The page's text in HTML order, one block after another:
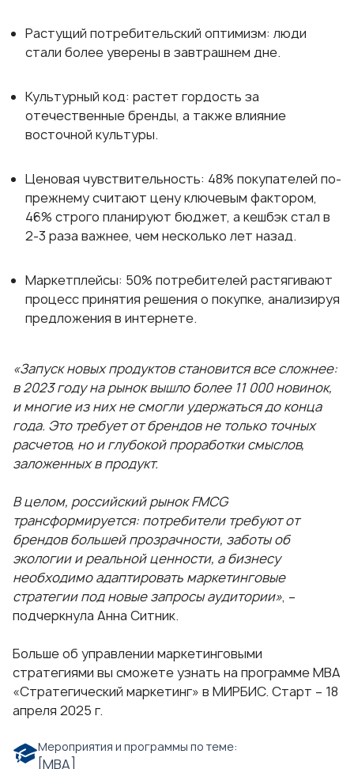
Растущий потребительский оптимизм: люди
стали более уверены в завтрашнем дне.
Культурный код: растет гордость за
отечественные бренды, а также влияние
восточной культуры.
Ценовая чувствительность: 48% покупателей по-
прежнему считают цену ключевым фактором,
46% строго планируют бюджет, а кешбэк стал в
2-3 раза важнее, чем несколько лет назад.
Маркетплейсы: 50% потребителей растягивают
процесс принятия решения о покупке, анализируя
предложения в интернете.
«Запуск новых продуктов становится все сложнее:
в 2023 году на рынок вышло более 11 000 новинок,
и многие из них не смогли удержаться до конца
года. Это требует от брендов не только точных
расчетов, но и глубокой проработки смыслов,
заложенных в продукт.
В целом, российский рынок FMCG
трансформируется: потребители требуют от
брендов большей прозрачности, заботы об
экологии и реальной ценности, а бизнесу
необходимо адаптировать маркетинговые
стратегии под новые запросы аудитории», –
подчеркнула Анна Ситник.
Больше об управлении маркетинговыми
стратегиями вы сможете узнать на программеМВА
«Стратегический маркетинг» в МИРБИС. Старт – 18
апреля 2025 г.
Мероприятия и программы по теме:
[МВА]